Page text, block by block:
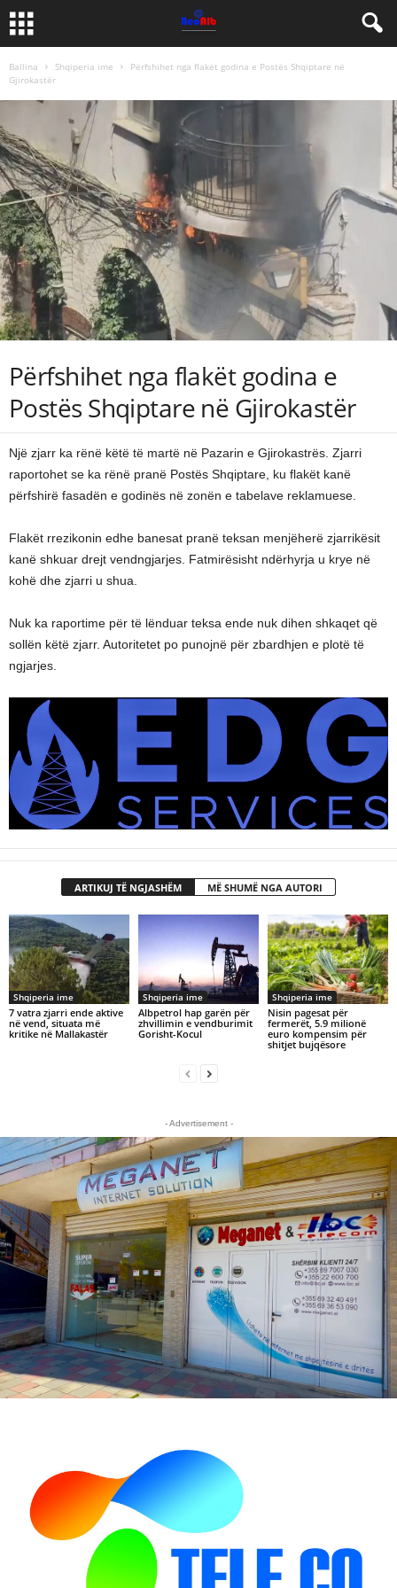
Ballina Shqiperia ime
Përfshihet nga flakët godina e Postës Shqiptare në
Gjirokastër
Përfshihet nga flakët godina e
Postës Shqiptare në Gjirokastër
Një zjarr ka rënë këtë të martë në Pazarin e Gjirokastrës. Zjarri
raportohet se ka rënë pranë Postës Shqiptare, ku flakët kanë
përfshirë fasadën e godinës në zonën e tabelave reklamuese.
Flakët rrezikonin edhe banesat pranë teksan menjëherë zjarrikësit
kanë shkuar drejt vendngjarjes. Fatmirësisht ndërhyrja u krye në
kohë dhe zjarri u shua.
Nuk ka raportime për të lënduar teksa ende nuk dihen shkaqet që
sollën këtë zjarr. Autoritetet po punojnë për zbardhjen e plotë të
ngjarjes.
ARTIKUJ TË NGJASHËM MË SHUMË NGA AUTORI
Shqiperia ime
7 vatra zjarri ende aktive
në vend, situata më
kritike në Mallakastër
Shqiperia ime
Albpetrol hap garën për
zhvillimin e vendburimit
Gorisht-Kocul
Shqiperia ime
Nisin pagesat për
fermerët, 5.9 milionë
euro kompensim për
shitjet bujqësore
- Advertisement -